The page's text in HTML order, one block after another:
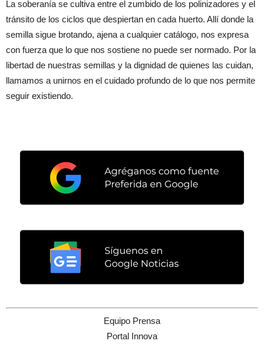
​La soberanía se cultiva entre el zumbido de los polinizadores y el
tránsito de los ciclos que despiertan en cada huerto. Allí donde la
semilla sigue brotando, ajena a cualquier catálogo, nos expresa
con fuerza que lo que nos sostiene no puede ser normado. Por la
libertad de nuestras semillas y la dignidad de quienes las cuidan,
llamamos a unirnos en el cuidado profundo de lo que nos permite
seguir existiendo.
Equipo Prensa
Portal Innova